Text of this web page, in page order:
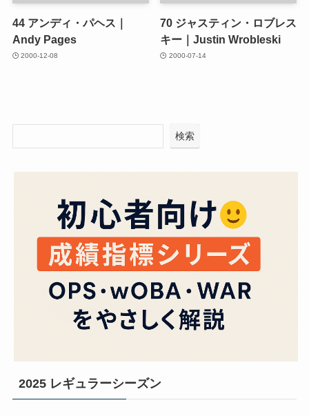
44アンディ・パヘス｜
Andy Pages
2000-12-08
70 ジャスティン・ロブレス
キー｜Justin Wrobleski
2000-07-14
検索
2025 レギュラーシーズン